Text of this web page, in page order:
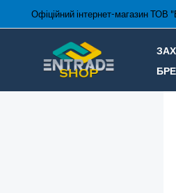
Перейти
до
Офіційний інтернет-магазин ТОВ